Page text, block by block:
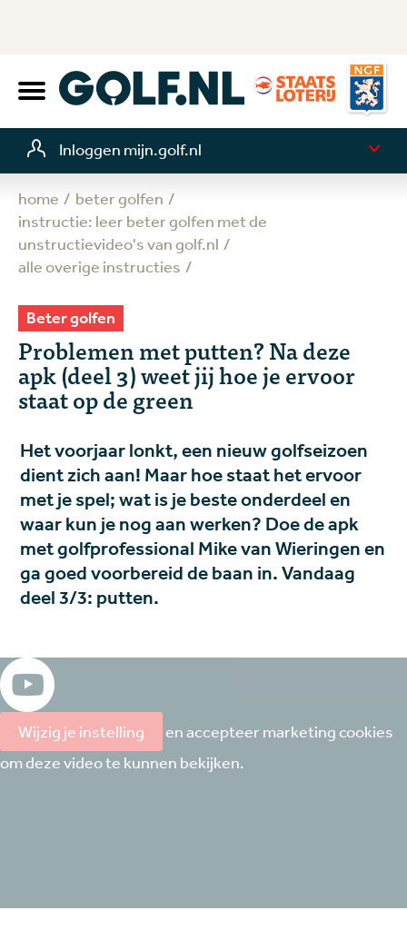
Inloggen mijn.golf.nl
home
beter golfen
instructie: leer beter golfen met de
unstructievideo's van golf.nl
alle overige instructies
Beter golfen
Problemen met putten? Na deze
apk (deel 3) weet jij hoe je ervoor
staat op de green
Het voorjaar lonkt, een nieuw golfseizoen
dient zich aan! Maar hoe staat het ervoor
met je spel; wat is je beste onderdeel en
waar kun je nog aan werken? Doe de apk
met golfprofessional Mike van Wieringen en
ga goed voorbereid de baan in. Vandaag
deel 3/3: putten.
Wijzig je instelling
en accepteer marketing cookies
om deze video te kunnen bekijken.